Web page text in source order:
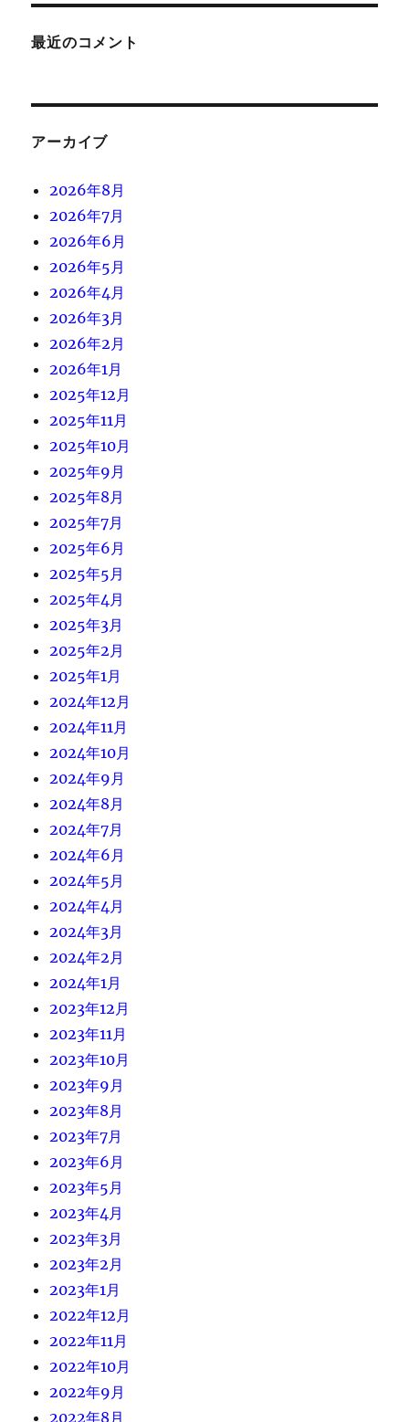
最近のコメント
アーカイブ
2026年8月
2026年7月
2026年6月
2026年5月
2026年4月
2026年3月
2026年2月
2026年1月
2025年12月
2025年11月
2025年10月
2025年9月
2025年8月
2025年7月
2025年6月
2025年5月
2025年4月
2025年3月
2025年2月
2025年1月
2024年12月
2024年11月
2024年10月
2024年9月
2024年8月
2024年7月
2024年6月
2024年5月
2024年4月
2024年3月
2024年2月
2024年1月
2023年12月
2023年11月
2023年10月
2023年9月
2023年8月
2023年7月
2023年6月
2023年5月
2023年4月
2023年3月
2023年2月
2023年1月
2022年12月
2022年11月
2022年10月
2022年9月
2022年8月